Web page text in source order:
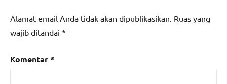
Alamat email Anda tidak akan dipublikasikan. Ruas yang
wajib ditandai *
Komentar*